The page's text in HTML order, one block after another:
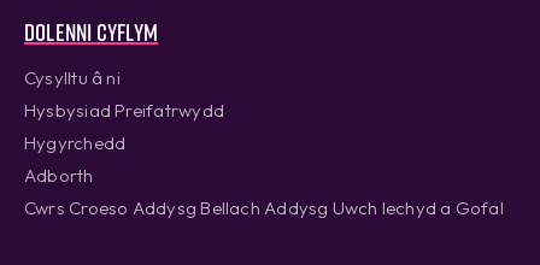
Dolenni cyflym
Cysylltu â ni
Hysbysiad Preifatrwydd
Hygyrchedd
Adborth
Cwrs Croeso Addysg Bellach Addysg Uwch Iechyd a Gofal